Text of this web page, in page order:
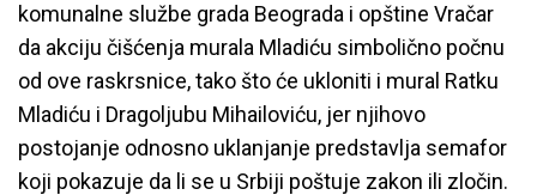
komunalne službe grada Beograda i opštine Vračar
da akciju čišćenja murala Mladiću simbolično počnu
od ove raskrsnice, tako što će ukloniti i mural Ratku
Mladiću i Dragoljubu Mihailoviću, jer njihovo
postojanje odnosno uklanjanje predstavlja semafor
koji pokazuje da li se u Srbiji poštuje zakon ili zločin.